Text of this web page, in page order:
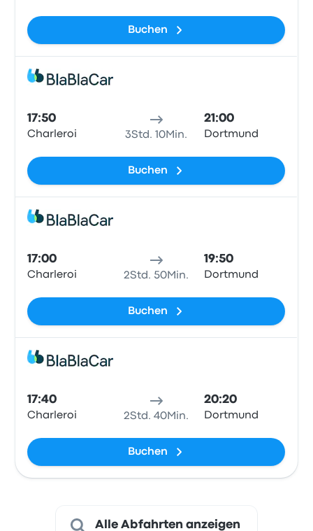
Buchen
17:50
Charleroi 3Std. 10Min.
21:00
Dortmund
Buchen
17:00
Charleroi 2Std. 50Min.
19:50
Dortmund
Buchen
17:40
Charleroi 2Std. 40Min.
20:20
Dortmund
Buchen
Alle Abfahrten anzeigen